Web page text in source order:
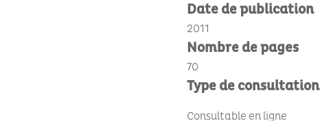
Date de publication
2011
Nombre de pages
70
Type de consultation
Consultable en ligne